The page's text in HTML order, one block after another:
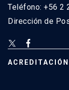
Teléfono: +56 2
Dirección de
ACREDITACIÓN